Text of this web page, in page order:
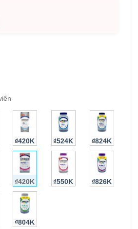
₫420K ₫524K ₫824K
₫420K ₫550K ₫826K
₫804K